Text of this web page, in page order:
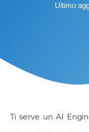
Ultimo
Ti serve un AI